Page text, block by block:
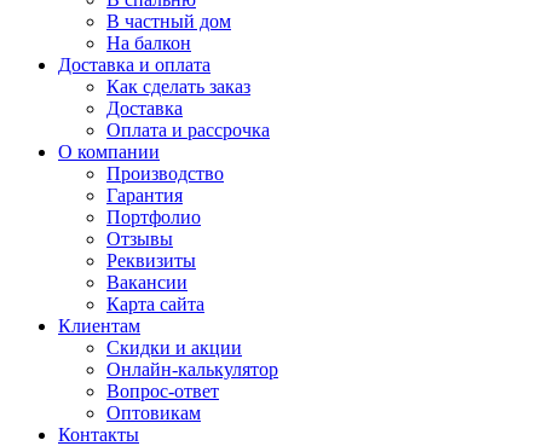
В частный дом
На балкон
Доставка и оплата
Как сделать заказ
Доставка
Оплата и рассрочка
О компании
Производство
Гарантия
Портфолио
Отзывы
Реквизиты
Вакансии
Карта сайта
Клиентам
Скидки и акции
Онлайн-калькулятор
Вопрос-ответ
Оптовикам
Контакты